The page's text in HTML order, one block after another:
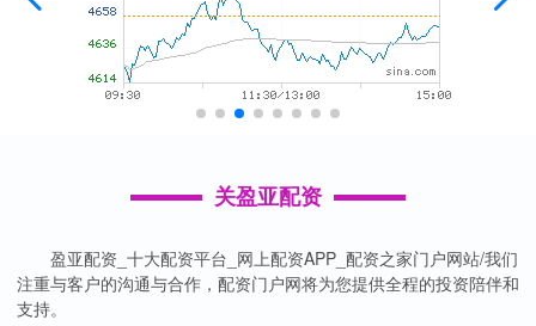
关盈亚配资
盈亚配资_十大配资平台_网上配资APP_配资之家门户网站/我们
注重与客户的沟通与合作，配资门户网将为您提供全程的投资陪伴和
支持。